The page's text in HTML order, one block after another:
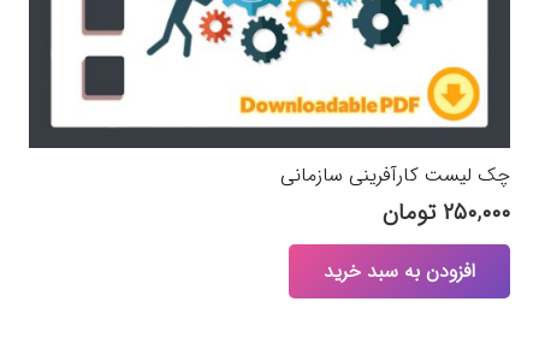
چک لیست کارآفرینی سازمانی
۲۵۰,۰۰۰ تومان
افزودن به سبد خرید